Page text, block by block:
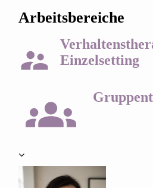
Arbeitsbereiche
Einzelsetting